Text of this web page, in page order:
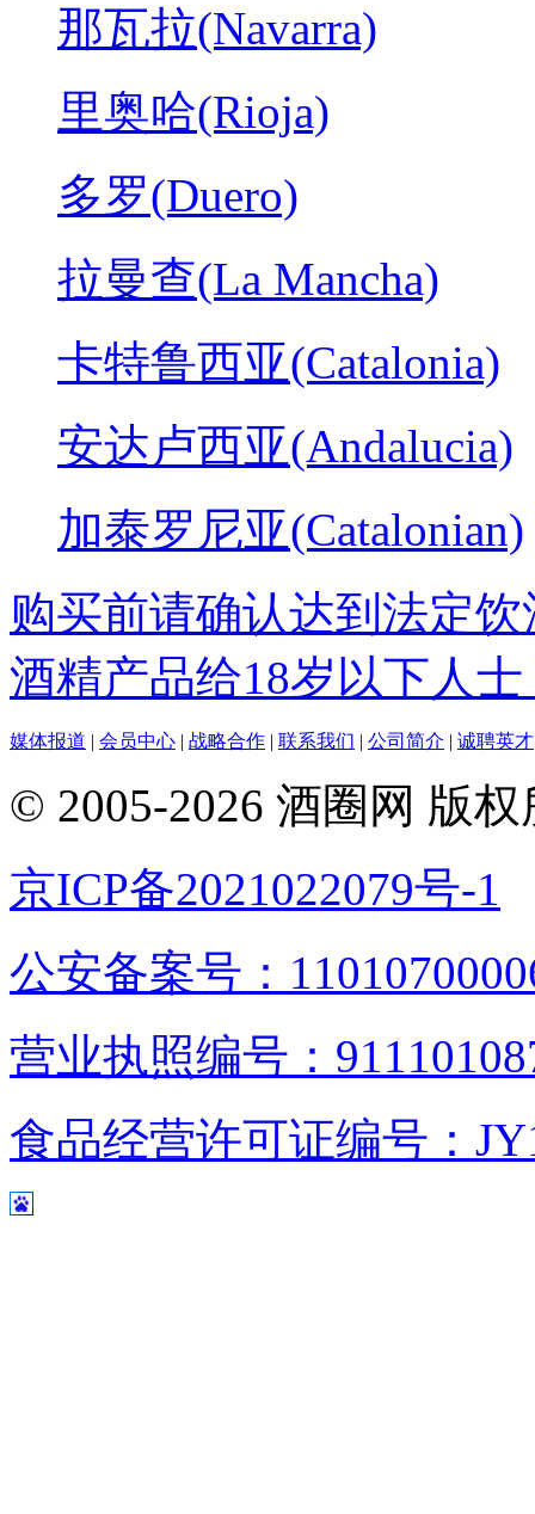
那瓦拉(Navarra)
里奥哈(Rioja)
多罗(Duero)
拉曼查(La Mancha)
卡特鲁西亚(Catalonia)
安达卢西亚(Andalucia)
加泰罗尼亚(Catalonian)
购买前请确认达到法定
酒精产品给18岁以下人士
媒体报道 | 会员中心 | 战略合作 | 联系我们 | 公司简介 | 诚聘英才
© 2005-2026 酒圈网 版
京ICP备2021022079号-1
公安备案号：
营业执照编号：
食品经营许可证编号：